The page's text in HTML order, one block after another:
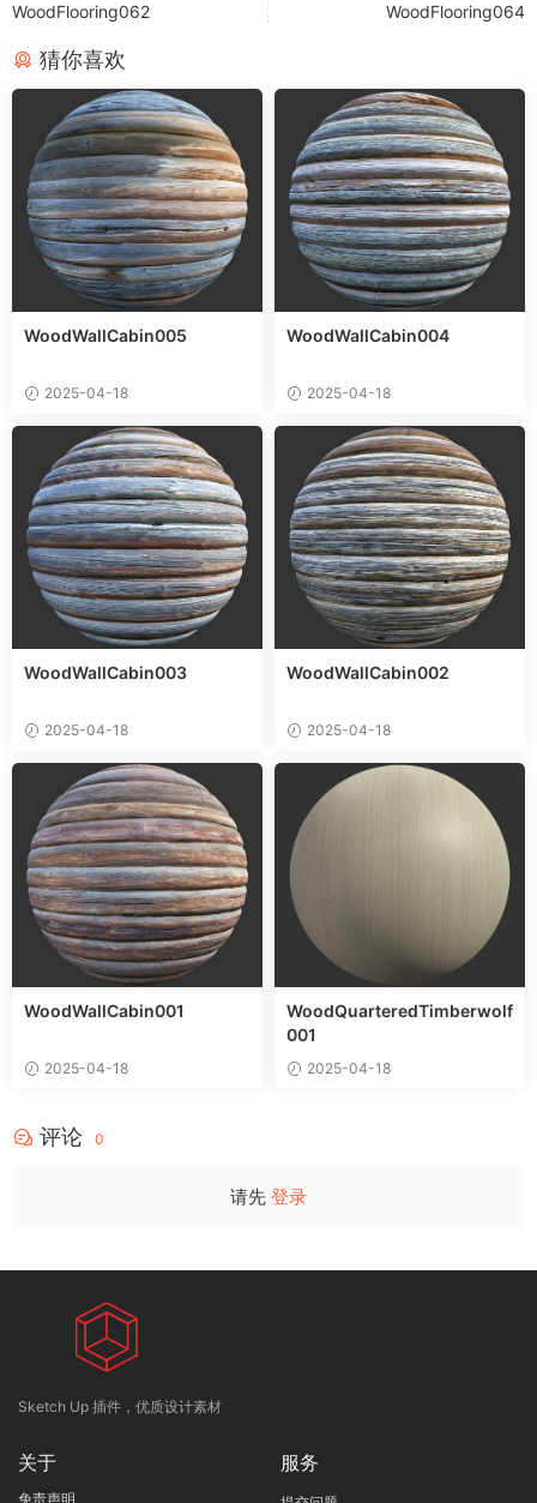
WoodFlooring062 WoodFlooring064
猜你喜欢
WoodWallCabin005
2025-04-18
WoodWallCabin004
2025-04-18
WoodWallCabin003
2025-04-18
WoodWallCabin002
2025-04-18
WoodWallCabin001
2025-04-18
WoodQuarteredTimberwolf
001
2025-04-18
评论 0
请先 登录
Sketch Up 插件，优质设计素材
关于
免责声明
服务